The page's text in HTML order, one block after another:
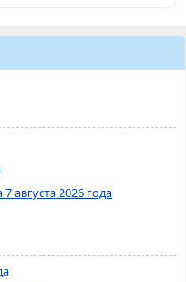
августа 2026 года